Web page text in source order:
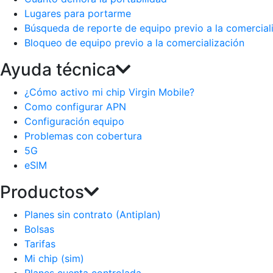
Lugares para portarme
Búsqueda de reporte de equipo previo a la
Bloqueo de equipo previo a la comercialización
Ayuda técnica
¿Cómo activo mi chip Virgin Mobile?
Como configurar APN
Configuración equipo
Problemas con cobertura
5G
eSIM
Productos
Planes sin contrato (Antiplan)
Bolsas
Tarifas
Mi chip (sim)